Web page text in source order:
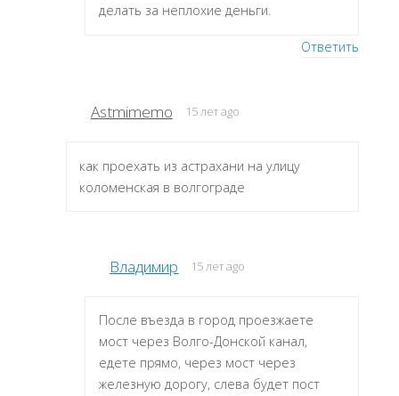
делать за неплохие деньги.
Ответить
Astmimemo 15 лет ago
как проехать из астрахани на улицу
коломенская в волгограде
Владимир 15 лет ago
После въезда в город проезжаете
мост через Волго-Донской канал,
едете прямо, через мост через
железную дорогу, слева будет пост